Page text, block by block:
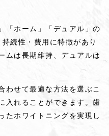
「ホーム」「デュアル」の
続性・費用に特徴があり
ムは長期維持、デュアルは
わせて最適な方法を選ぶこ
入れることができます。歯
たホワイトニングを実現し